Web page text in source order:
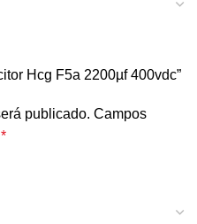
Hcg F5a 2200µf 400vdc”
publicado. Campos
*